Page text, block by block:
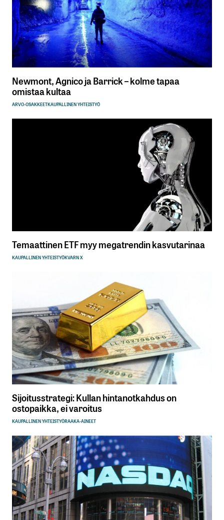
Newmont, Agnico ja Barrick – kolme tapaa
omistaa kultaa
ARVO-OSAKKEETKAUPALLINEN YHTEISTYÖ
Temaattinen ETF myy megatrendin kasvutarinaa
KAUPALLINEN YHTEISTYÖKVARN X
Sijoitusstrategi: Kullan hintanotkahdus on
ostopaikka, ei varoitus
KAUPALLINEN YHTEISTYÖRAAKA-AINEET